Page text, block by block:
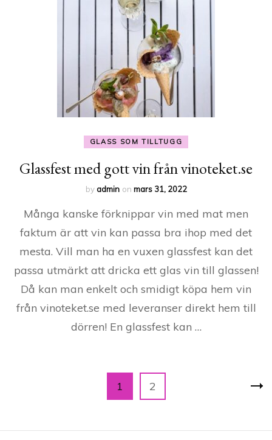
GLASS SOM TILLTUGG
Glassfest med gott vin från vinoteket.se
byadmin on mars 31, 2022
Många kanske förknippar vin med mat men
faktum är att vin kan passa bra ihop med det
mesta. Vill man ha en vuxen glassfest kan det
passa utmärkt att dricka ett glas vin till glassen!
Då kan man enkelt och smidigt köpa hem vin
från vinoteket.se med leveranser direkt hem till
dörren! En glassfest kan …
Page
1 Page
2